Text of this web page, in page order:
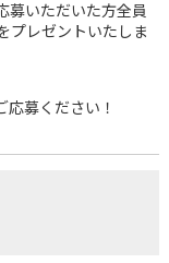
募いただいた方全員
プレゼントいたしま
募ください！